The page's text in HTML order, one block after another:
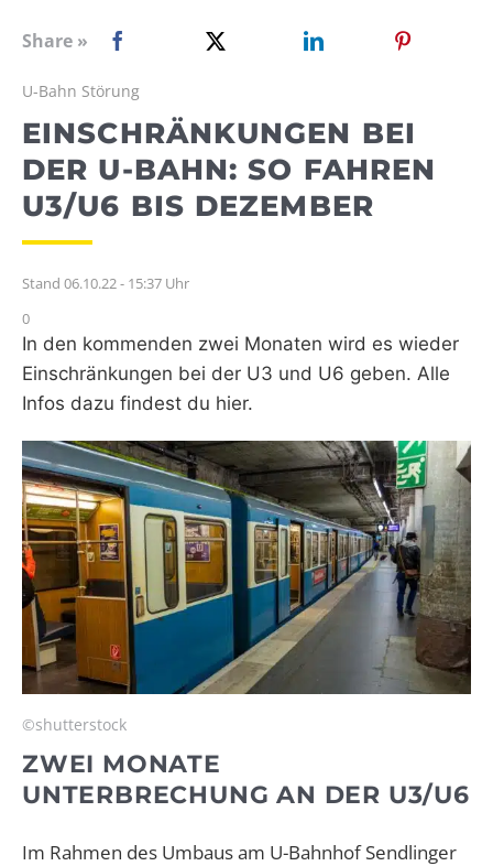
WEBRADIO
Share »
U-Bahn Störung
EINSCHRÄNKUNGEN BEI
DER U-BAHN: SO FAHREN
U3/U6 BIS DEZEMBER
Stand 06.10.22 - 15:37 Uhr
0
In den kommenden zwei Monaten wird es wieder
Einschränkungen bei der U3 und U6 geben. Alle
Infos dazu findest du hier.
©shutterstock
ZWEI MONATE
UNTERBRECHUNG AN DER U3/U6
Im Rahmen des Umbaus am U-Bahnhof Sendlinger